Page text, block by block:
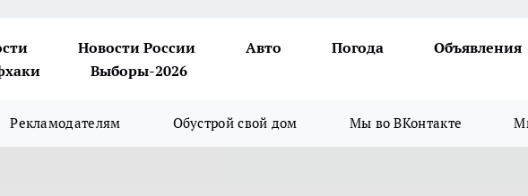
Новости России Авто Погода
Объявления
Выборы-2026
Рекламодателям Обустрой свой дом Мы во ВКонтакте